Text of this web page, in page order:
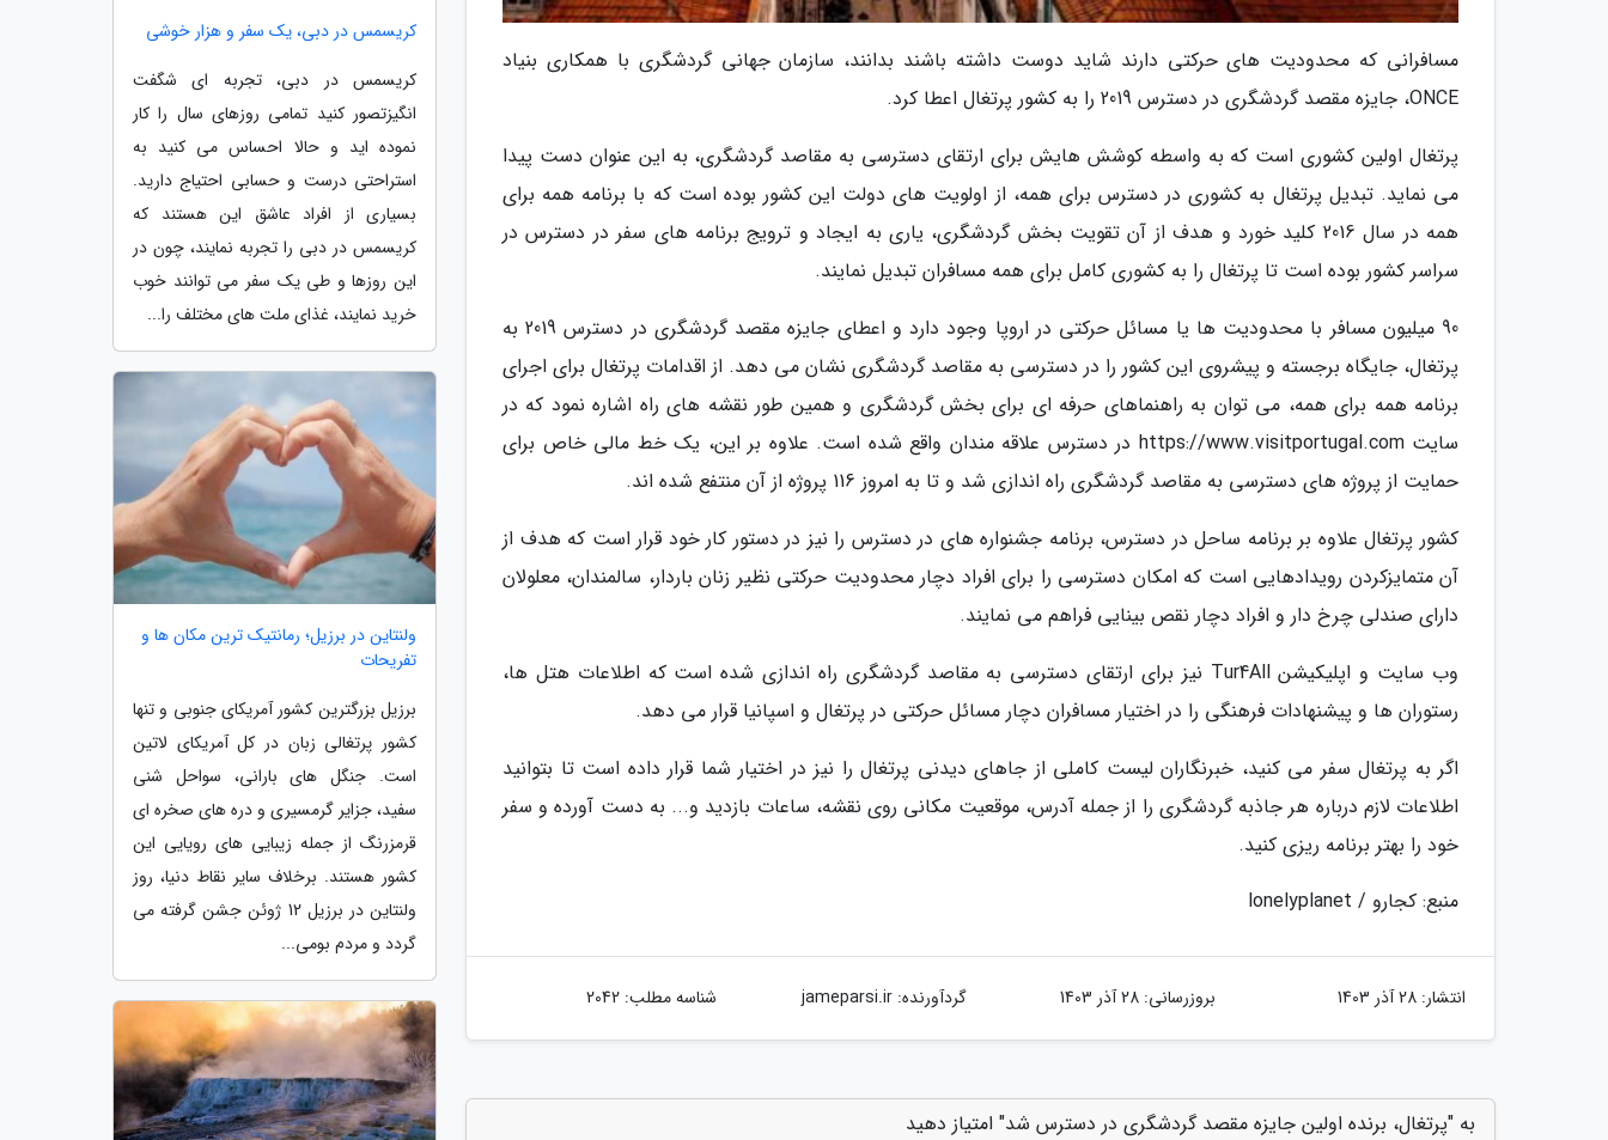
مسافرانی که محدودیت های حرکتی دارند شاید دوست داشته باشند بدانند، سازمان جهانی گردشگری با همکاری بنیاد
ONCE، جایزه مقصد گردشگری در دسترس 2019 را به کشور پرتغال اعطا کرد.
پرتغال اولین کشوری است که به واسطه کوشش هایش برای ارتقای دسترسی به مقاصد گردشگری، به این عنوان دست پیدا
می نماید. تبدیل پرتغال به کشوری در دسترس برای همه، از اولویت های دولت این کشور بوده است که با برنامه همه برای
همه در سال 2016 کلید خورد و هدف از آن تقویت بخش گردشگری، یاری به ایجاد و ترویج برنامه های سفر در دسترس در
سراسر کشور بوده است تا پرتغال را به کشوری کامل برای همه مسافران تبدیل نمایند.
90 میلیون مسافر با محدودیت ها یا مسائل حرکتی در اروپا وجود دارد و اعطای جایزه مقصد گردشگری در دسترس 2019 به
پرتغال، جایگاه برجسته و پیشروی این کشور را در دسترسی به مقاصد گردشگری نشان می دهد. از اقدامات پرتغال برای اجرای
برنامه همه برای همه، می توان به راهنماهای حرفه ای برای بخش گردشگری و همین طور نقشه های راه اشاره نمود که در
سایت https://www.visitportugal.com در دسترس علاقه مندان واقع شده است. علاوه بر این، یک خط مالی خاص برای
حمایت از پروژه های دسترسی به مقاصد گردشگری راه اندازی شد و تا به امروز 116 پروژه از آن منتفع شده اند.
کشور پرتغال علاوه بر برنامه ساحل در دسترس، برنامه جشنواره های در دسترس را نیز در دستور کار خود قرار است که هدف از
آن متمایزکردن رویدادهایی است که امکان دسترسی را برای افراد دچار محدودیت حرکتی نظیر زنان باردار، سالمندان، معلولان
دارای صندلی چرخ دار و افراد دچار نقص بینایی فراهم می نمایند.
وب سایت و اپلیکیشن Tur4All نیز برای ارتقای دسترسی به مقاصد گردشگری راه اندازی شده است که اطلاعات هتل ها،
رستوران ها و پیشنهادات فرهنگی را در اختیار مسافران دچار مسائل حرکتی در پرتغال و اسپانیا قرار می دهد.
اگر به پرتغال سفر می کنید، خبرنگاران لیست کاملی از جاهای دیدنی پرتغال را نیز در اختیار شما قرار داده است تا بتوانید
اطلاعات لازم درباره هر جاذبه گردشگری را از جمله آدرس، موقعیت مکانی روی نقشه، ساعات بازدید و... به دست آورده و سفر
خود را بهتر برنامه ریزی کنید.
منبع: کجارو / lonelyplanet
انتشار: 28 آذر 1403 بروزرسانی: 28 آذر 1403 گردآورنده:jameparsi.ir شناسه مطلب: 2042
به "پرتغال، برنده اولین جایزه مقصد گردشگری در دسترس شد" امتیاز دهید
کریسمس در دبی، یک سفر و هزار خوشی
کریسمس در دبی، تجربه ای شگفت
انگیزتصور کنید تمامی روزهای سال را کار
نموده اید و حالا احساس می کنید به
استراحتی درست و حسابی احتیاج دارید.
بسیاری از افراد عاشق این هستند که
کریسمس در دبی را تجربه نمایند، چون در
این روزها و طی یک سفر می توانند خوب
خرید نمایند، غذای ملت های مختلف را...
ولنتاین در برزیل؛ رمانتیک ترین مکان ها و
تفریحات
برزیل بزرگترین کشور آمریکای جنوبی و تنها
کشور پرتغالی زبان در کل آمریکای لاتین
است. جنگل های بارانی، سواحل شنی
سفید، جزایر گرمسیری و دره های صخره ای
قرمزرنگ از جمله زیبایی های رویایی این
کشور هستند. برخلاف سایر نقاط دنیا، روز
ولنتاین در برزیل 12 ژوئن جشن گرفته می
گردد و مردم بومی...